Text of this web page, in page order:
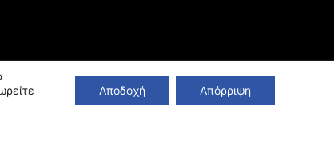
Αποδοχή Απόρριψη